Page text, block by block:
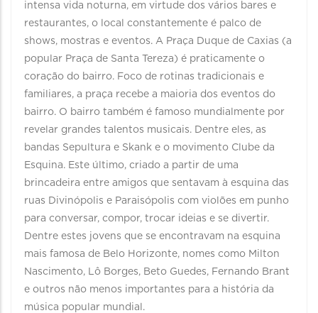
intensa vida noturna, em virtude dos vários bares e
restaurantes, o local constantemente é palco de
shows, mostras e eventos. A Praça Duque de Caxias (a
popular Praça de Santa Tereza) é praticamente o
coração do bairro. Foco de rotinas tradicionais e
familiares, a praça recebe a maioria dos eventos do
bairro. O bairro também é famoso mundialmente por
revelar grandes talentos musicais. Dentre eles, as
bandas Sepultura e Skank e o movimento Clube da
Esquina. Este último, criado a partir de uma
brincadeira entre amigos que sentavam à esquina das
ruas Divinópolis e Paraisópolis com violões em punho
para conversar, compor, trocar ideias e se divertir.
Dentre estes jovens que se encontravam na esquina
mais famosa de Belo Horizonte, nomes como Milton
Nascimento, Lô Borges, Beto Guedes, Fer­nan­do Brant
e outros não menos importantes para a história da
música popular mundial.